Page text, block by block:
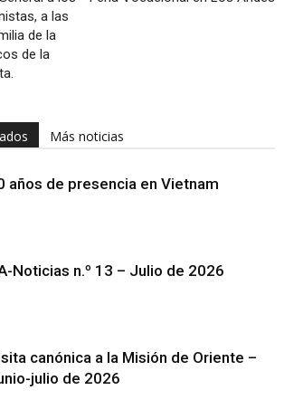
a las
de la
de la
Más noticias
años de presencia en Vietnam
Noticias n.º 13 – Julio de 2026
canónica a la Misión de Oriente –
julio de 2026